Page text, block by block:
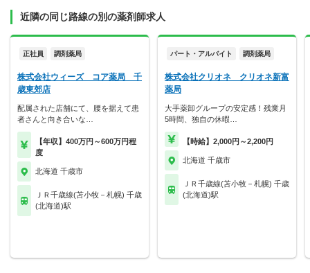
近隣の同じ路線の別の薬剤師求人
正社員 調剤薬局
株式会社ウィーズ コア薬局 千
歳東郊店
配属された店舗にて、腰を据えて患
者さんと向き合いな…
【年収】400万円～600万円程
度
北海道 千歳市
ＪＲ千歳線(苫小牧－札幌) 千歳
(北海道)駅
パート・アルバイト 調剤薬局
株式会社クリオネ クリオネ新富
薬局
大手薬卸グループの安定感！残業月
5時間、独自の休暇…
【時給】2,000円～2,200円
北海道 千歳市
ＪＲ千歳線(苫小牧－札幌) 千歳
(北海道)駅